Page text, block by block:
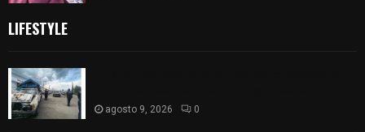
LIFESTYLE
agosto 9, 2026 0